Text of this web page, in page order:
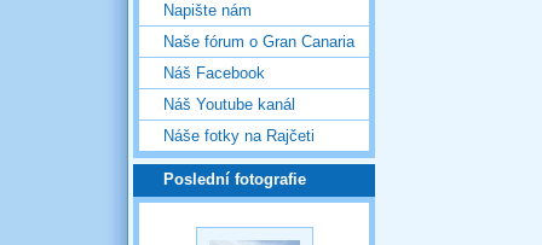
Napište nám
Naše fórum o Gran Canaria
Náš Facebook
Náš Youtube kanál
Náše fotky na Rajčeti
Poslední fotografie